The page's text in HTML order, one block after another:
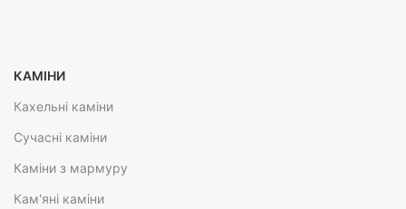
КАМІНИ
Кахельні каміни
Сучасні каміни
Каміни з мармуру
Кам'яні каміни